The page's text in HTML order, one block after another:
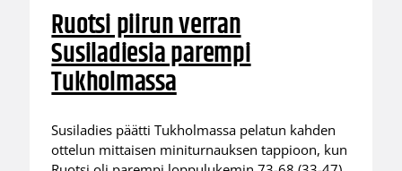
Ruotsi piirun verran
Susiladiesia parempi
Tukholmassa
Susiladies päätti Tukholmassa pelatun kahden
ottelun mittaisen miniturnauksen tappioon, kun